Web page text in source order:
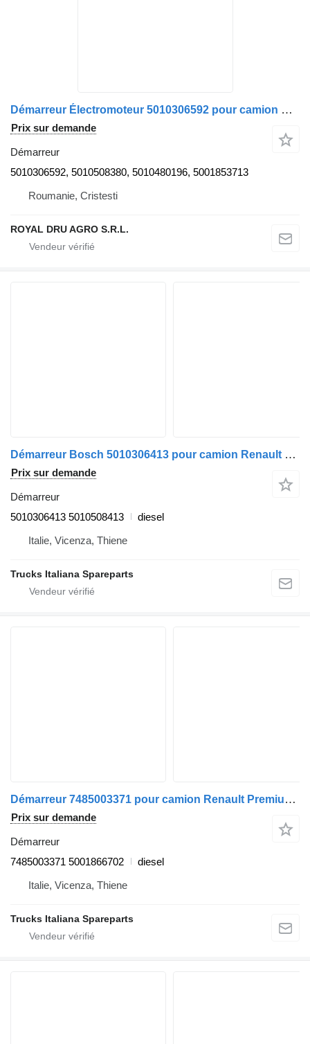
Démarreur Électromoteur 5010306592 pour camion Renault 5010306592 5010508380 5010480196 5001853713
Prix sur demande
Démarreur
5010306592, 5010508380, 5010480196, 5001853713
Roumanie, Cristesti
ROYAL DRU AGRO S.R.L.
Démarreur Bosch 5010306413 pour camion Renault Midlum
Prix sur demande
Démarreur
5010306413 5010508413
diesel
Italie, Vicenza, Thiene
Trucks Italiana Spareparts
Démarreur 7485003371 pour camion Renault Premium 2005>2013
Prix sur demande
Démarreur
7485003371 5001866702
diesel
Italie, Vicenza, Thiene
Trucks Italiana Spareparts